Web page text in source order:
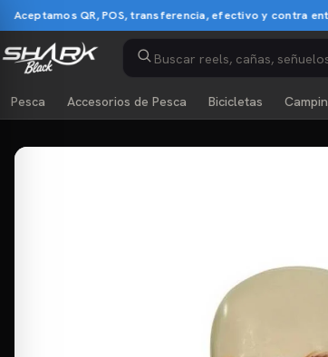
QR, POS, transferencia, efectivo y contra entrega
Pesca Accesorios de Pesca Bicicletas